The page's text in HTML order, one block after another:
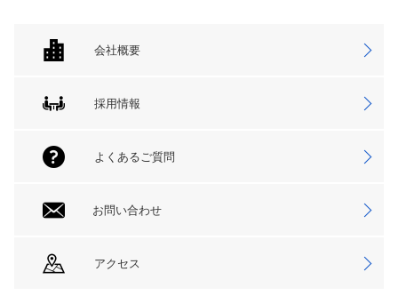
会社概要
採用情報
よくあるご質問
お問い合わせ
アクセス